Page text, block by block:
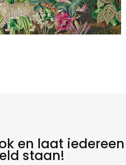
en laat iedereen
staan!